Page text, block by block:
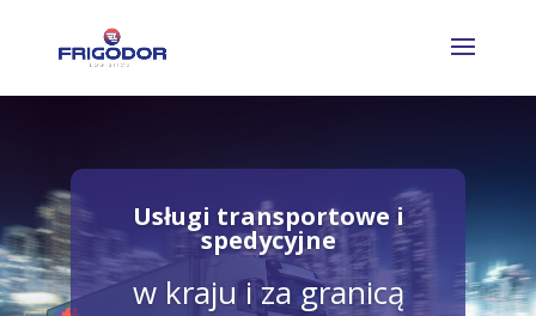
Usługi transportowe i
spedycyjne
w kraju i za granicą